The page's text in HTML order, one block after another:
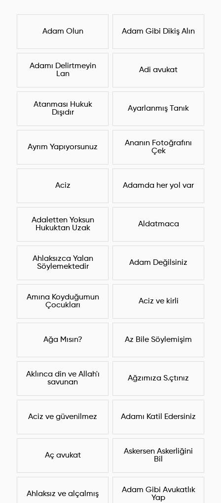
Adam Olun Adam Gibi Dikiş Alın
Adamı Delirtmeyin
Lan
Adi avukat
Atanması Hukuk
Dışıdır
Ayarlanmış Tanık
Ayrım Yapıyorsunuz
Ananın Fotoğrafını
Çek
Aciz Adamda her yol var
Adaletten Yoksun
Hukuktan Uzak
Aldatmaca
Ahlaksızca Yalan
Söylemektedir
Adam Değilsiniz
Amına Koyduğumun
Çocukları
Aciz ve kirli
Ağa Mısın? Az Bile Söylemişim
Aklınca din ve Allah'ı
savunan
Ağzımıza S.çtınız
Aciz ve güvenilmez Adamı Katil Edersiniz
Aç avukat
Askersen Askerliğini
Bil
Ahlaksız ve alçalmış
Adam Gibi Avukatlık
Yap